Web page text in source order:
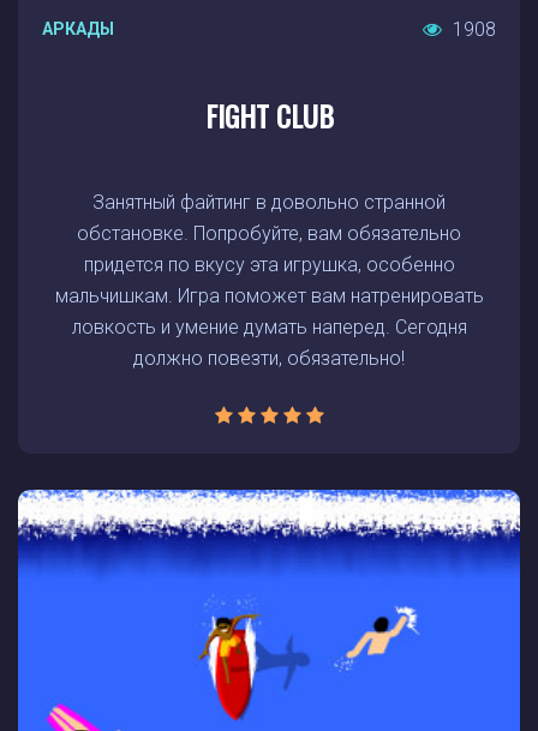
АРКАДЫ 1908
FIGHT CLUB
Занятный файтинг в довольно странной
обстановке. Попробуйте, вам обязательно
придется по вкусу эта игрушка, особенно
мальчишкам. Игра поможет вам натренировать
ловкость и умение думать наперед. Сегодня
должно повезти, обязательно!